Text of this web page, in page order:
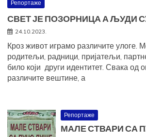
Репортаже
СВЕТ ЈЕ ПОЗОРНИЦА А ЉУДИ
24.10.2023.
Кроз живот играмо различите улоге.
родитељи, радници, пријатељи,
било који други идентитет. Свака од
различите вештине, а
Репортаже
МАЛЕ СТВАРИ СА